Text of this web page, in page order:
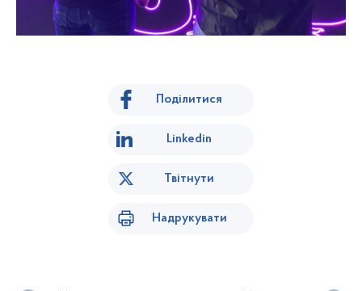
Поділитися
Linkedin
Твітнути
Надрукувати